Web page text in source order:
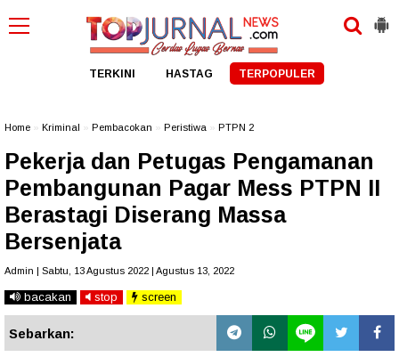
TERKINI HASTAG TERPOPULER
Home Kriminal Pembacokan Peristiwa PTPN 2
Pekerja dan Petugas Pengamanan
Pembangunan Pagar Mess PTPN II
Berastagi Diserang Massa
Bersenjata
Admin | Sabtu, 13 Agustus 2022 | Agustus 13, 2022
bacakan stop screen
Sebarkan: